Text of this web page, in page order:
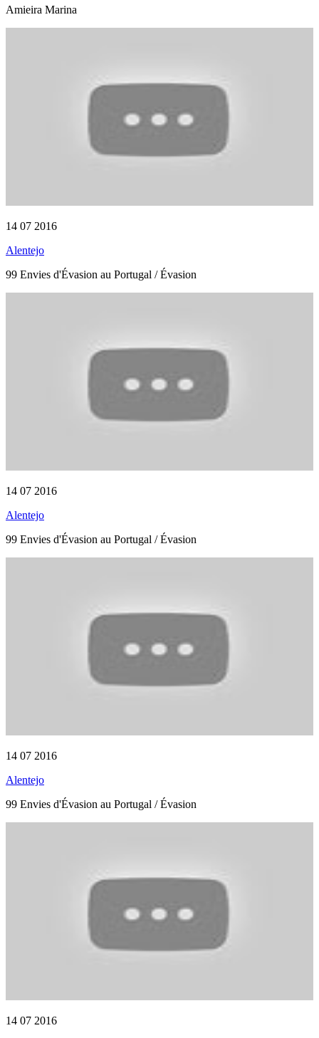
Amieira Marina
14 07 2016
Alentejo
99 Envies d'Évasion au Portugal / Évasion
14 07 2016
Alentejo
99 Envies d'Évasion au Portugal / Évasion
14 07 2016
Alentejo
99 Envies d'Évasion au Portugal / Évasion
14 07 2016